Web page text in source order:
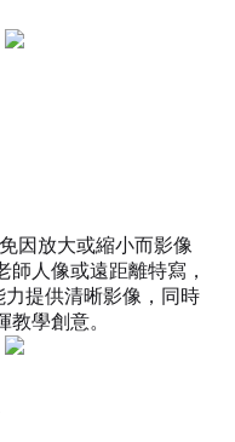
因放大或縮小而影像
人像或遠距離特寫，
提供清晰影像，同時
學創意。